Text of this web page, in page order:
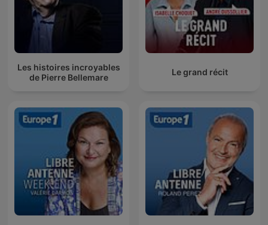
Les histoires incroyables
de Pierre Bellemare
Le grand récit